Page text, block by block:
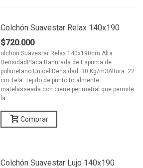
Colchón Suavestar Relax 140x190
$720.000
olchon Suavestar Relax 140x190cm Alta
DensidadPlaca Ranurada de Espuma de
poliuretano UnicellDensidad: 30 Kg/m3Altura: 22
cm.Tela: Tejido de punto totalmente
matelasseada con cierre perimetral que permite
la...
Comprar
Colchón Suavestar Lujo 140x190